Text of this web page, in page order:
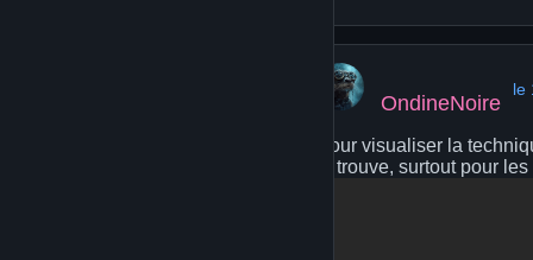
OndineNoire
le
Pour visualiser la
je trouve, surtout pour